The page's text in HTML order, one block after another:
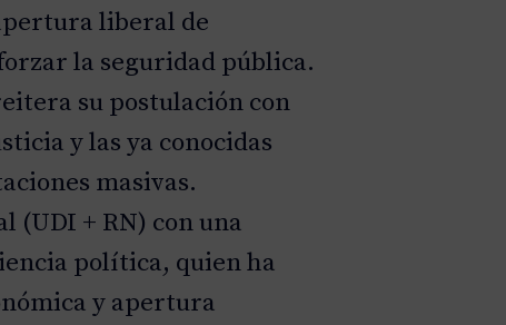
liberal de
la seguridad pública.
su postulación con
y las ya conocidas
masivas.
(UDI + RN) con una
política, quien ha
y apertura